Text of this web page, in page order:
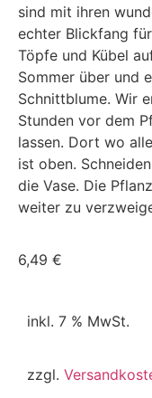
sind mit ihren
echter Blickfang
Töpfe und Kübel
Sommer über und
Schnittblume. Wir
Stunden vor dem
lassen. Dort wo
ist oben.
die Vase. Die
weiter zu
6,49 €
inkl. 7 % MwSt.
zzgl.